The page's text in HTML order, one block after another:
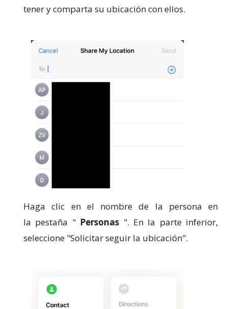
tener y comparta su ubicación con ellos.
Haga clic en el nombre de la persona en
la pestaña " Personas ". En la parte inferior,
seleccione "Solicitar seguir la ubicación".